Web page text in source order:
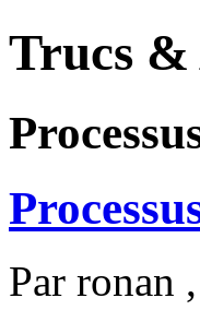
Trucs &
Par ronan